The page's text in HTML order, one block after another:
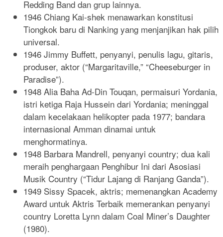
Redding Band dan grup lainnya.
1946 Chiang Kai-shek menawarkan konstitusi
Tiongkok baru di Nanking yang menjanjikan hak pilih
universal.
1946 Jimmy Buffett, penyanyi, penulis lagu, gitaris,
produser, aktor (“Margaritaville,” “Cheeseburger in
Paradise”).
1948 Alia Baha Ad-Din Touqan, permaisuri Yordania,
istri ketiga Raja Hussein dari Yordania; meninggal
dalam kecelakaan helikopter pada 1977; bandara
internasional Amman dinamai untuk
menghormatinya.
1948 Barbara Mandrell, penyanyi country; dua kali
meraih penghargaan Penghibur Ini dari Asosiasi
Musik Country (“Tidur Lajang di Ranjang Ganda”).
1949 Sissy Spacek, aktris; memenangkan Academy
Award untuk Aktris Terbaik memerankan penyanyi
country Loretta Lynn dalam Coal Miner’s Daughter
(1980).